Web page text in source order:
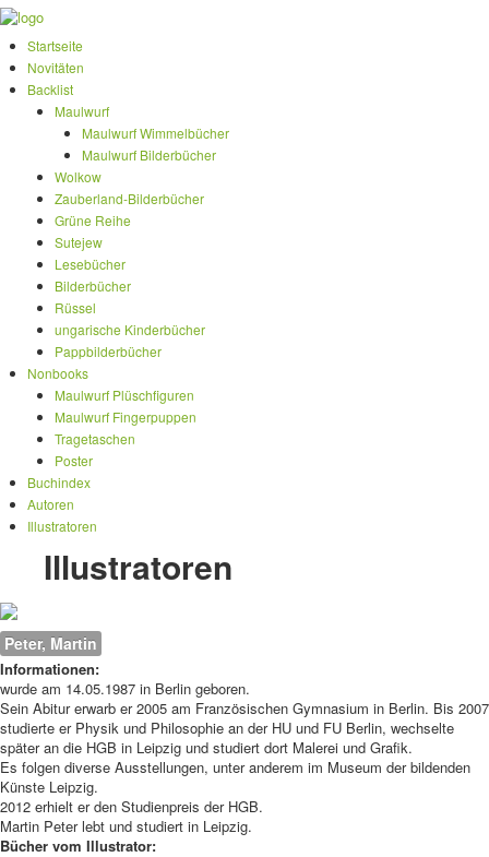
Startseite
Novitäten
Backlist
Maulwurf
Maulwurf Wimmelbücher
Maulwurf Bilderbücher
Wolkow
Zauberland-Bilderbücher
Grüne Reihe
Sutejew
Lesebücher
Bilderbücher
Rüssel
ungarische Kinderbücher
Pappbilderbücher
Nonbooks
Maulwurf Plüschfiguren
Maulwurf Fingerpuppen
Tragetaschen
Poster
Buchindex
Autoren
Illustratoren
Illustratoren
Peter, Martin
Informationen:
wurde am 14.05.1987 in Berlin geboren.
Sein Abitur erwarb er 2005 am Französischen Gymnasium in Berlin. Bis 2007
studierte er Physik und Philosophie an der HU und FU Berlin, wechselte
später an die HGB in Leipzig und studiert dort Malerei und Grafik.
Es folgen diverse Ausstellungen, unter anderem im Museum der bildenden
Künste Leipzig.
2012 erhielt er den Studienpreis der HGB.
Martin Peter lebt und studiert in Leipzig.
Bücher vom Illustrator: